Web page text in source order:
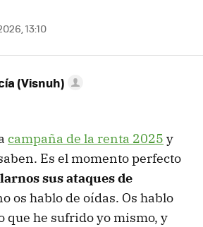
13:10
(Visnuh)
campaña de la renta 2025 y
Es el momento perfecto
sus ataques de
os hablo de oídas. Os hablo
que he sufrido yo mismo, y